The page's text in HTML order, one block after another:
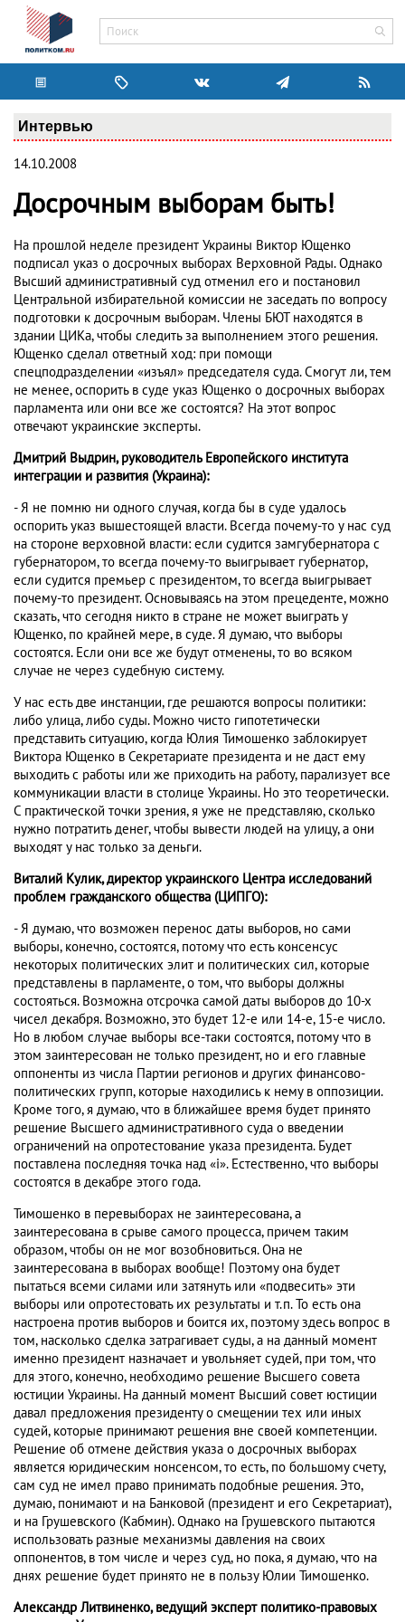
Интервью
14.10.2008
Досрочным выборам быть!
На прошлой неделе президент Украины Виктор Ющенко
подписал указ о досрочных выборах Верховной Рады. Однако
Высший административный суд отменил его и постановил
Центральной избирательной комиссии не заседать по вопросу
подготовки к досрочным выборам. Члены БЮТ находятся в
здании ЦИКа, чтобы следить за выполнением этого решения.
Ющенко сделал ответный ход: при помощи
спецподразделении «изъял» председателя суда. Смогут ли, тем
не менее, оспорить в суде указ Ющенко о досрочных выборах
парламента или они все же состоятся? На этот вопрос
отвечают украинские эксперты.
Дмитрий Выдрин, руководитель Европейского института
интеграции и развития (Украина):
- Я не помню ни одного случая, когда бы в суде удалось
оспорить указ вышестоящей власти. Всегда почему-то у нас суд
на стороне верховной власти: если судится замгубернатора с
губернатором, то всегда почему-то выигрывает губернатор,
если судится премьер с президентом, то всегда выигрывает
почему-то президент. Основываясь на этом прецеденте, можно
сказать, что сегодня никто в стране не может выиграть у
Ющенко, по крайней мере, в суде. Я думаю, что выборы
состоятся. Если они все же будут отменены, то во всяком
случае не через судебную систему.
У нас есть две инстанции, где решаются вопросы политики:
либо улица, либо суды. Можно чисто гипотетически
представить ситуацию, когда Юлия Тимошенко заблокирует
Виктора Ющенко в Секретариате президента и не даст ему
выходить с работы или же приходить на работу, парализует все
коммуникации власти в столице Украины. Но это теоретически.
С практической точки зрения, я уже не представляю, сколько
нужно потратить денег, чтобы вывести людей на улицу, а они
выходят у нас только за деньги.
Виталий Кулик, директор украинского Центра исследований
проблем гражданского общества (ЦИПГО):
- Я думаю, что возможен перенос даты выборов, но сами
выборы, конечно, состоятся, потому что есть консенсус
некоторых политических элит и политических сил, которые
представлены в парламенте, о том, что выборы должны
состояться. Возможна отсрочка самой даты выборов до 10-х
чисел декабря. Возможно, это будет 12-е или 14-е, 15-е число.
Но в любом случае выборы все-таки состоятся, потому что в
этом заинтересован не только президент, но и его главные
оппоненты из числа Партии регионов и других финансово-
политических групп, которые находились к нему в оппозиции.
Кроме того, я думаю, что в ближайшее время будет принято
решение Высшего административного суда о введении
ограничений на опротестование указа президента. Будет
поставлена последняя точка над «i». Естественно, что выборы
состоятся в декабре этого года.
Тимошенко в перевыборах не заинтересована, а
заинтересована в срыве самого процесса, причем таким
образом, чтобы он не мог возобновиться. Она не
заинтересована в выборах вообще! Поэтому она будет
пытаться всеми силами или затянуть или «подвесить» эти
выборы или опротестовать их результаты и т.п. То есть она
настроена против выборов и боится их, поэтому здесь вопрос в
том, насколько сделка затрагивает суды, а на данный момент
именно президент назначает и увольняет судей, при том, что
для этого, конечно, необходимо решение Высшего совета
юстиции Украины. На данный момент Высший совет юстиции
давал предложения президенту о смещении тех или иных
судей, которые принимают решения вне своей компетенции.
Решение об отмене действия указа о досрочных выборах
является юридическим нонсенсом, то есть, по большому счету,
сам суд не имел право принимать подобные решения. Это,
думаю, понимают и на Банковой (президент и его Секретариат),
и на Грушевского (Кабмин). Однако на Грушевского пытаются
использовать разные механизмы давления на своих
оппонентов, в том числе и через суд, но пока, я думаю, что на
днях решение будет принято не в пользу Юлии Тимошенко.
Александр Литвиненко, ведущий эксперт политико-правовых